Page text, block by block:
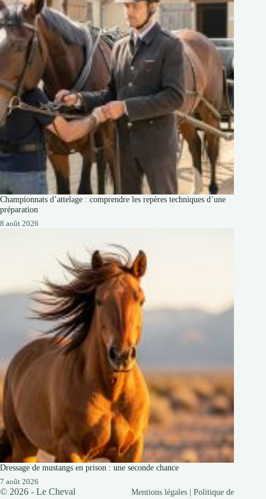
Championnats d’attelage : comprendre les repères techniques d’une
préparation
8 août 2026
Dressage de mustangs en prison : une seconde chance
7 août 2026
© 2026 - Le Cheval
Mentions légales |Politique de